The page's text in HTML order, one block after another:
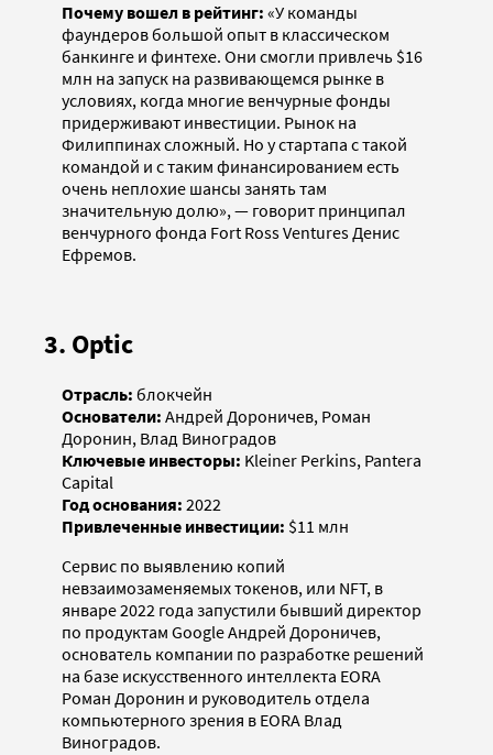
Почему вошел в рейтинг: «У команды
фаундеров большой опыт в классическом
банкинге и финтехе. Они смогли привлечь $16
млн на запуск на развивающемся рынке в
условиях, когда многие венчурные фонды
придерживают инвестиции. Рынок на
Филиппинах сложный. Но у стартапа с такой
командой и с таким финансированием есть
очень неплохие шансы занять там
значительную долю», — говорит принципал
венчурного фонда Fort Ross Ventures Денис
Ефремов.
3. Optic
Отрасль: блокчейн
Основатели: Андрей Дороничев, Роман
Доронин, Влад Виноградов
Ключевые инвесторы: Kleiner Perkins, Pantera
Capital
Год основания: 2022
Привлеченные инвестиции: $11 млн
Сервис по выявлению копий
невзаимозаменяемых токенов, или NFT, в
январе 2022 года запустили бывший директор
по продуктам Google Андрей Дороничев,
основатель компании по разработке решений
на базе искусственного интеллекта EORA
Роман Доронин и руководитель отдела
компьютерного зрения в EORA Влад
Виноградов.